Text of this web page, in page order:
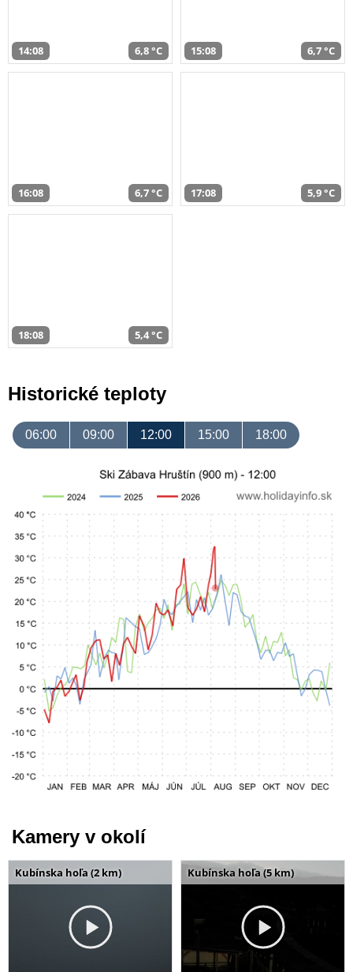
14:08 6,8 °C 15:08 6,7 °C
16:08 6,7 °C 17:08 5,9 °C
18:08 5,4 °C
Historické teploty
06:00 09:00 12:00 15:00 18:00
Kamery v okolí
Kubínska hoľa (2 km) Kubínska hoľa (5 km)